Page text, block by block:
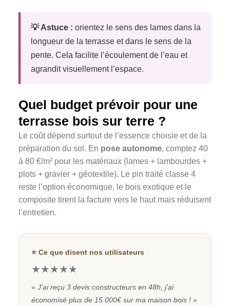
💡 Astuce : orientez le sens des lames dans la
longueur de la terrasse et dans le sens de la
pente. Cela facilite l’écoulement de l’eau et
agrandit visuellement l’espace.
Quel budget prévoir pour une
terrasse bois sur terre ?
Le coût dépend surtout de l’essence choisie et de la
préparation du sol. En pose autonome, comptez 40
à 80 €/m² pour les matériaux (lames + lambourdes +
plots + gravier + géotextile). Le pin traité classe 4
reste l’option économique, le bois exotique et le
composite tirent la facture vers le haut mais réduisent
l’entretien.
⭐ Ce que disent nos utilisateurs
★★★★★
« J'ai reçu 3 devis constructeurs en 48h, j'ai
économisé plus de 15 000€ sur ma maison bois ! »